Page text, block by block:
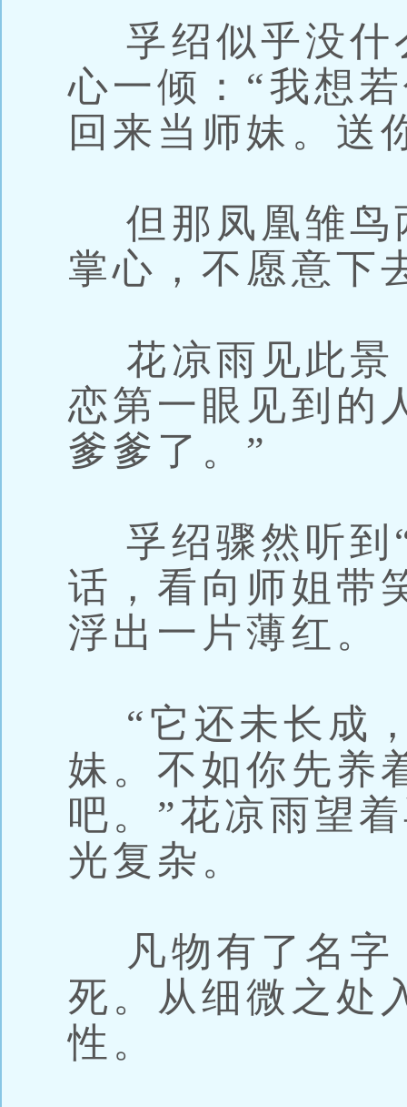
孚绍似乎没什
心一倾：“我想
回来当师妹。送
但那凤凰雏鸟
掌心，不愿意下
花凉雨见此景
恋第一眼见到的
爹爹了。”
孚绍骤然听到
话，看向师姐带
浮出一片薄红。
“它还未长成
妹。不如你先养
吧。”花凉雨望
光复杂。
凡物有了名字
死。从细微之处
性。